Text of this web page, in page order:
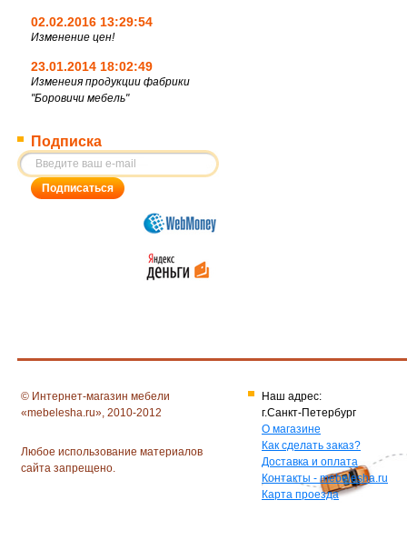
02.02.2016 13:29:54
Изменение цен!
23.01.2014 18:02:49
Изменеия продукции фабрики
"Боровичи мебель"
Подписка
© Интернет-магазин мебели
«mebelesha.ru», 2010-2012
Любое использование материалов
сайта запрещено.
Наш адрес:
г.Санкт-Петербург
О магазине
Как сделать заказ?
Доставка и оплата
Контакты - mebelesha.ru
Карта проезда